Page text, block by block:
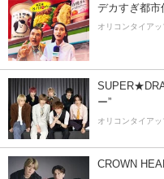
デカすぎ都市
オリコンタイア
ー”
オリコンタイア
CROWN